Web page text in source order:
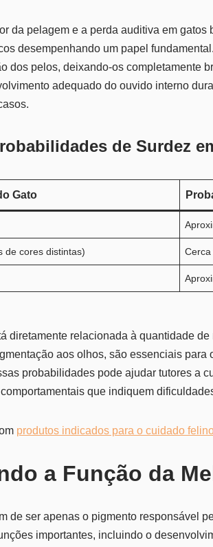
da pelagem e a perda auditiva em
desempenhando um papel
dos pelos, deixando-os completamente
adequado do ouvido interno
de Surdez
Gato
de cores distintas) Cerca
diretamente relacionada à quantidade
aos olhos, são essenciais
probabilidades pode ajudar tutores a
que indiquem
produtos indicados para o cuidado
a Função da
de ser apenas o pigmento responsável
importantes, incluindo o